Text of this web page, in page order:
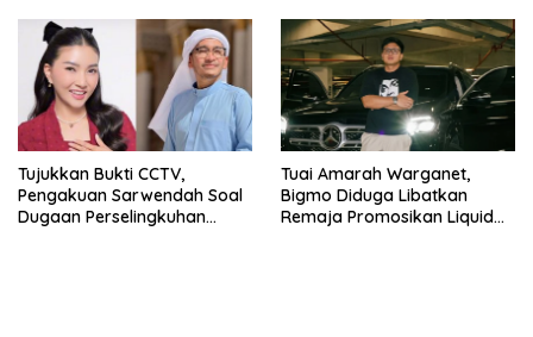
Tujukkan Bukti CCTV,
Pengakuan Sarwendah Soal
Dugaan Perselingkuhan
Tuai Amarah Warganet,
Bigmo Diduga Libatkan
Remaja Promosikan Liquid